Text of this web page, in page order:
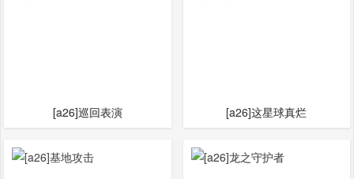
[a26]巡回表演 [a26]这星球真烂